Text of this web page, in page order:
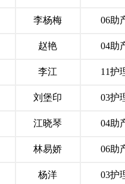
李杨梅 06助
赵艳 04助
李江 11护
刘堡印 03护
江晓琴 04助
林易娇 06助
杨洋 03护